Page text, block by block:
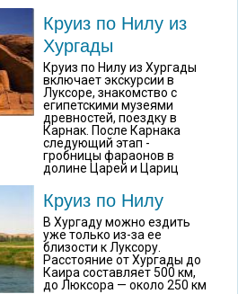
Круиз по Нилу из
Хургады
Круиз по Нилу из Хургады
включает экскурсии в
Луксоре, знакомство с
египетскими музеями
древностей, поездку в
Карнак. После Карнака
следующий этап -
гробницы фараонов в
долине Царей и Цариц
Круиз по Нилу
В Хургаду можно ездить
уже только из-за ее
близости к Луксору.
Расстояние от Хургады до
Каира составляет 500 км,
до Люксора — около 250 км